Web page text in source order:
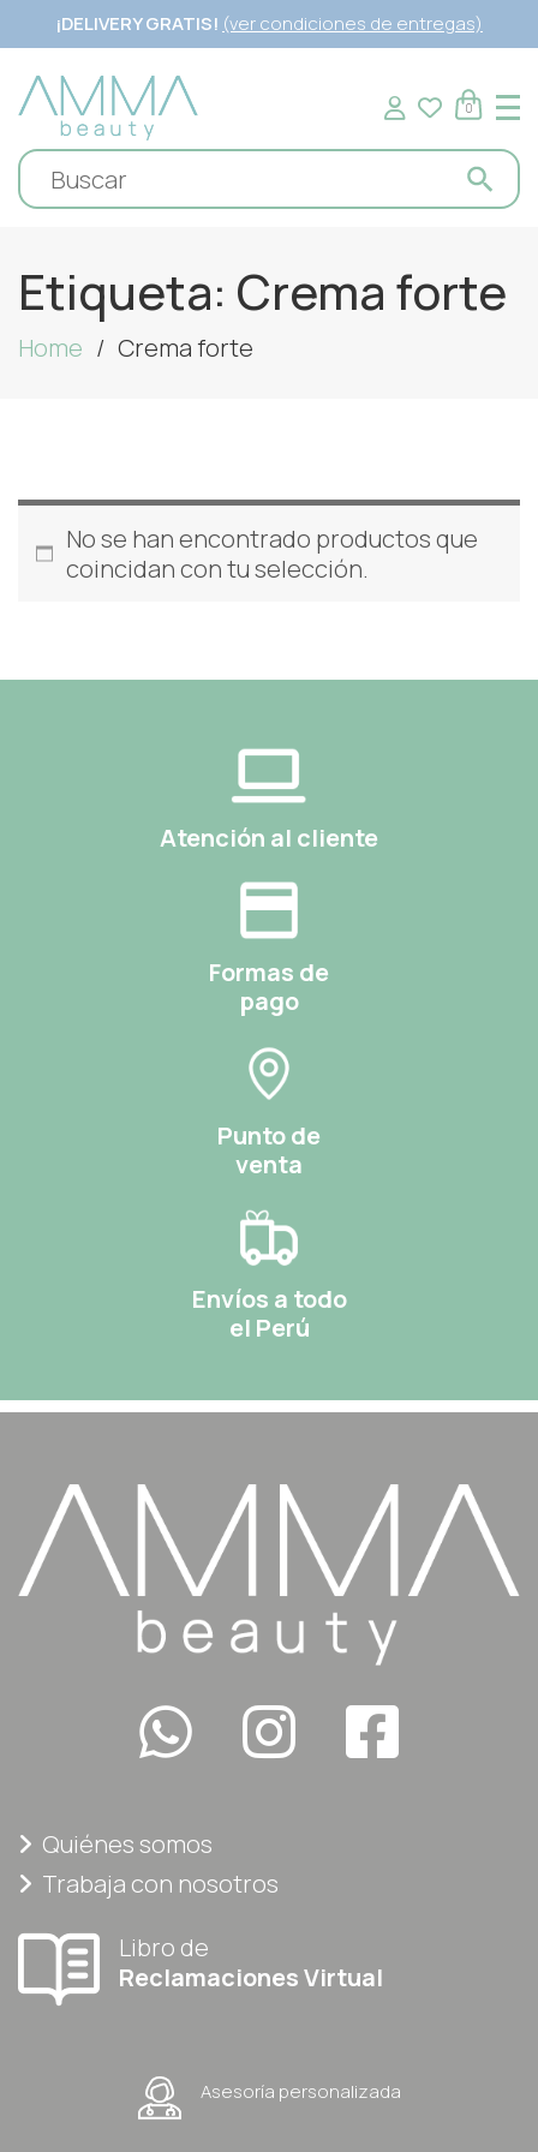
¡DELIVERY GRATIS! (ver condiciones de entregas)
0
Etiqueta: Crema forte
Home Crema forte
No se han encontrado productos que
coincidan con tu selección.
Atención al cliente
Formas de
pago
Punto de
venta
Envíos a todo
el Perú
Quiénes somos
Trabaja con nosotros
Libro de
Reclamaciones Virtual
Asesoría personalizada